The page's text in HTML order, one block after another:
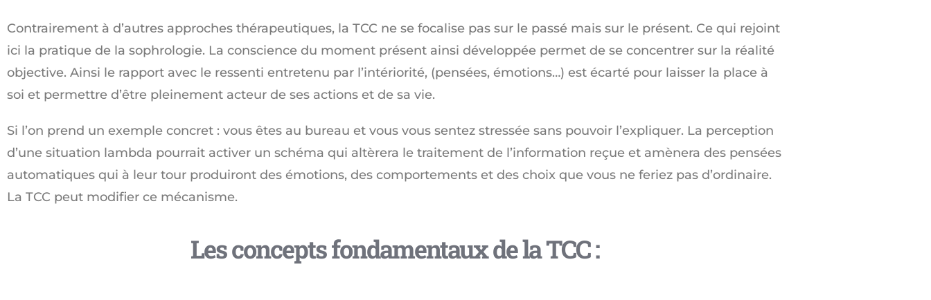
Contrairement à d’autres approches thérapeutiques, la TCC ne se focalise pas sur le passé mais sur le présent. Ce qui rejoint
ici la pratique de la sophrologie. La conscience du moment présent ainsi développée permet de se concentrer sur la réalité
objective. Ainsi le rapport avec le ressenti entretenu par l’intériorité, (pensées, émotions…) est écarté pour laisser la place à
soi et permettre d’être pleinement acteur de ses actions et de sa vie.
Si l’on prend un exemple concret : vous êtes au bureau et vous vous sentez stressée sans pouvoir l’expliquer. La perception
d’une situation lambda pourrait activer un schéma qui altèrera le traitement de l’information reçue et amènera des pensées
automatiques qui à leur tour produiront des émotions, des comportements et des choix que vous ne feriez pas d’ordinaire.
La TCC peut modifier ce mécanisme.
Les concepts fondamentaux de la TCC :